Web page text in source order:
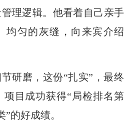
理逻辑。他看着自己亲手
均匀的灰缝，向来宾介绍
研磨，这份“扎实”，最终
项目成功获得“局检排名第
”的好成绩。